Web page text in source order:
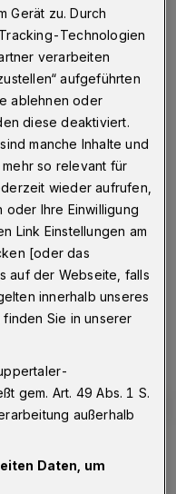
2017) werden
an Armaturen
durchgeführt.
Lesezeit
Gerät zu. Durch
Technologien
verarbeiten
aufgeführten
ablehnen oder
diese deaktiviert.
manche Inhalte und
so relevant für
wieder aufrufen,
oder Ihre Einwilligung
Link Einstellungen am
[oder das
auf der Webseite, falls
innerhalb unseres
Sie in unserer
gem. Art. 49 Abs. 1 S.
außerhalb
Daten, um